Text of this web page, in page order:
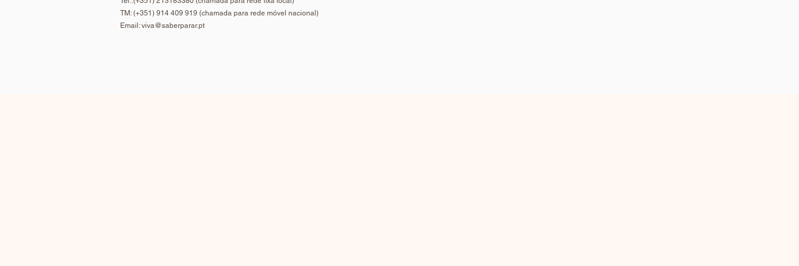
TM: (+351) 914 409 919 (chamada para rede móvel nacional)
Email:viva@saberparar.pt